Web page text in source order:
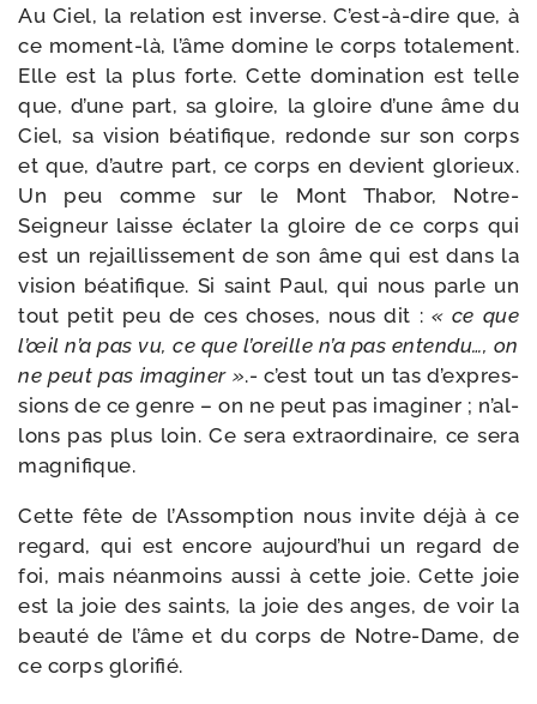
Au Ciel, la rela­tion est inverse. C’est-​à-​dire que, à
ce moment-​là, l’âme domine le corps tota­le­ment.
Elle est la plus forte. Cette domi­na­tion est telle
que, d’une part, sa gloire, la gloire d’une âme du
Ciel, sa vision béa­ti­fique, redonde sur son corps
et que, d’autre part, ce corps en devient glo­rieux.
Un peu comme sur le Mont Thabor, Notre-​
Seigneur laisse écla­ter la gloire de ce corps qui
est un rejaillis­se­ment de son âme qui est dans la
vision béa­ti­fique. Si saint Paul, qui nous parle un
tout petit peu de ces choses, nous dit : « ce que
l’œil n’a pas vu, ce que l’o­reille n’a pas enten­du…, on
ne peut pas ima­gi­ner ».- c’est tout un tas d’ex­pres­
sions de ce genre – on ne peut pas ima­gi­ner ; n’al­
lons pas plus loin. Ce sera extra­or­di­naire, ce sera
magnifique.
Cette fête de l’Assomption nous invite déjà à ce
regard, qui est encore aujourd’­hui un regard de
foi, mais néan­moins aus­si à cette joie. Cette joie
est la joie des saints, la joie des anges, de voir la
beau­té de l’âme et du corps de Notre-​Dame, de
ce corps glorifié.